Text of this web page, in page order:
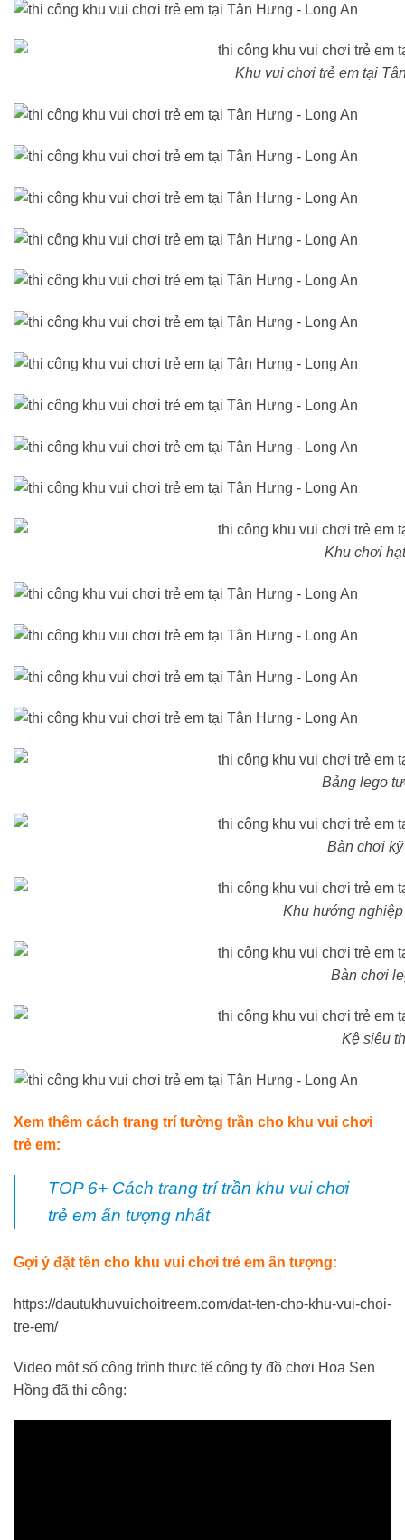
Khu vui chơi trẻ em tại
Khu chơi
Bảng lego
Bàn chơi
Khu hướng
Bàn chơi
Kệ siêu
Xem thêm cách trang trí tường trần cho khu vui chơi
trẻ em:
TOP 6+ Cách trang trí trần khu vui chơi
trẻ em ấn tượng nhất
Gợi ý đặt tên cho khu vui chơi trẻ em ấn tượng:
https://dautukhuvuichoitreem.com/dat-ten-cho-khu-vui-choi-
tre-em/
Video một số công trình thực tế công ty đồ chơi Hoa Sen
Hồng đã thi công: